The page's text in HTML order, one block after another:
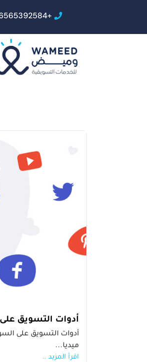
+966565392584
أدوات التسويق
أدوات التسويق على
ميديا...
اقرأ المزيد ..